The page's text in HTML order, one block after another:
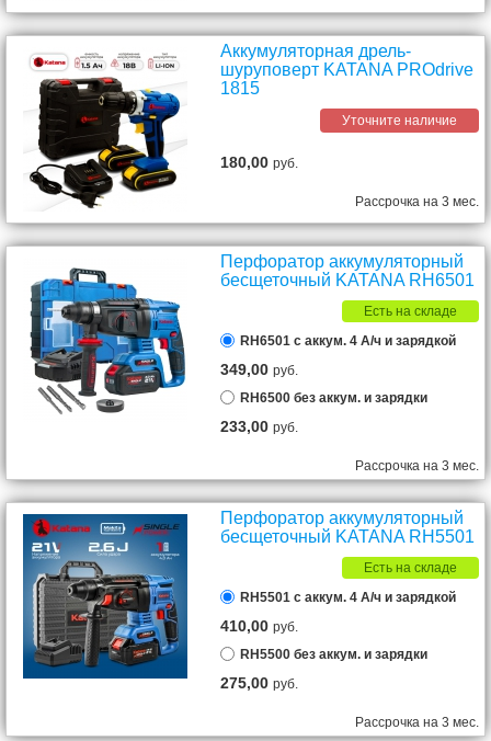
Аккумуляторная дрель-
шуруповерт KATANA PROdrive
1815
Уточните наличие
180,00руб.
Рассрочка на 3 мес.
Перфоратор аккумуляторный
бесщеточный KATANA RH6501
Есть на складе
RH6501 с аккум. 4 А/ч и зарядкой
349,00руб.
RH6500 без аккум. и зарядки
233,00руб.
Рассрочка на 3 мес.
Перфоратор аккумуляторный
бесщеточный KATANA RH5501
Есть на складе
RH5501 с аккум. 4 А/ч и зарядкой
410,00руб.
RH5500 без аккум. и зарядки
275,00руб.
Рассрочка на 3 мес.